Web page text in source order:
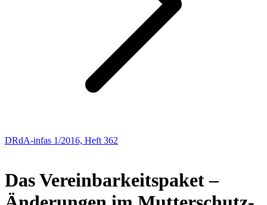
DRdA-infas 1/2016, Heft 362
Das Vereinbarkeitspaket –